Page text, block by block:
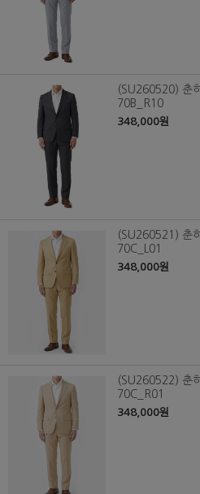
(SU260520) 춘
70B_R10
348,000원
(SU260521) 춘
70C_L01
348,000원
(SU260522) 춘
70C_R01
348,000원